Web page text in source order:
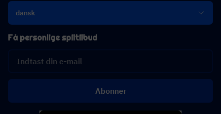
dansk
Få personlige spiltilbud
Abonner